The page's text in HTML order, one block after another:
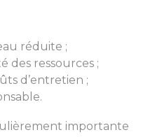
réduite ;
des ressources ;
d’entretien ;
importante